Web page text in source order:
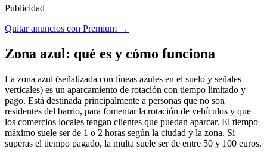
Publicidad
Quitar anuncios con Premium →
Zona azul: qué es y cómo funciona
La zona azul (señalizada con líneas azules en el suelo y señales
verticales) es un aparcamiento de rotación con tiempo limitado y
pago. Está destinada principalmente a personas que no son
residentes del barrio, para fomentar la rotación de vehículos y que
los comercios locales tengan clientes que puedan aparcar. El tiempo
máximo suele ser de 1 o 2 horas según la ciudad y la zona. Si
superas el tiempo pagado, la multa suele ser de entre 50 y 100 euros.